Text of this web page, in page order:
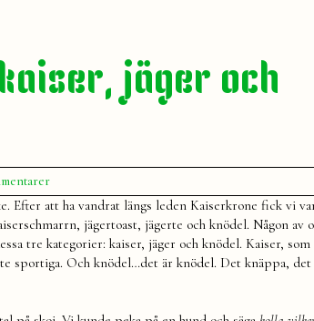
jäger och
till
Höstens
stilstrategi:
kaiser,
jäger
och
Efter att ha vandrat längs leden Kaiserkrone fick vi
jägertoast, jägerte och knödel. Någon av
tre kategorier: kaiser, jäger och knödel. Kaiser,
sportiga. Och knödel…det är knödel. Det knäppa,